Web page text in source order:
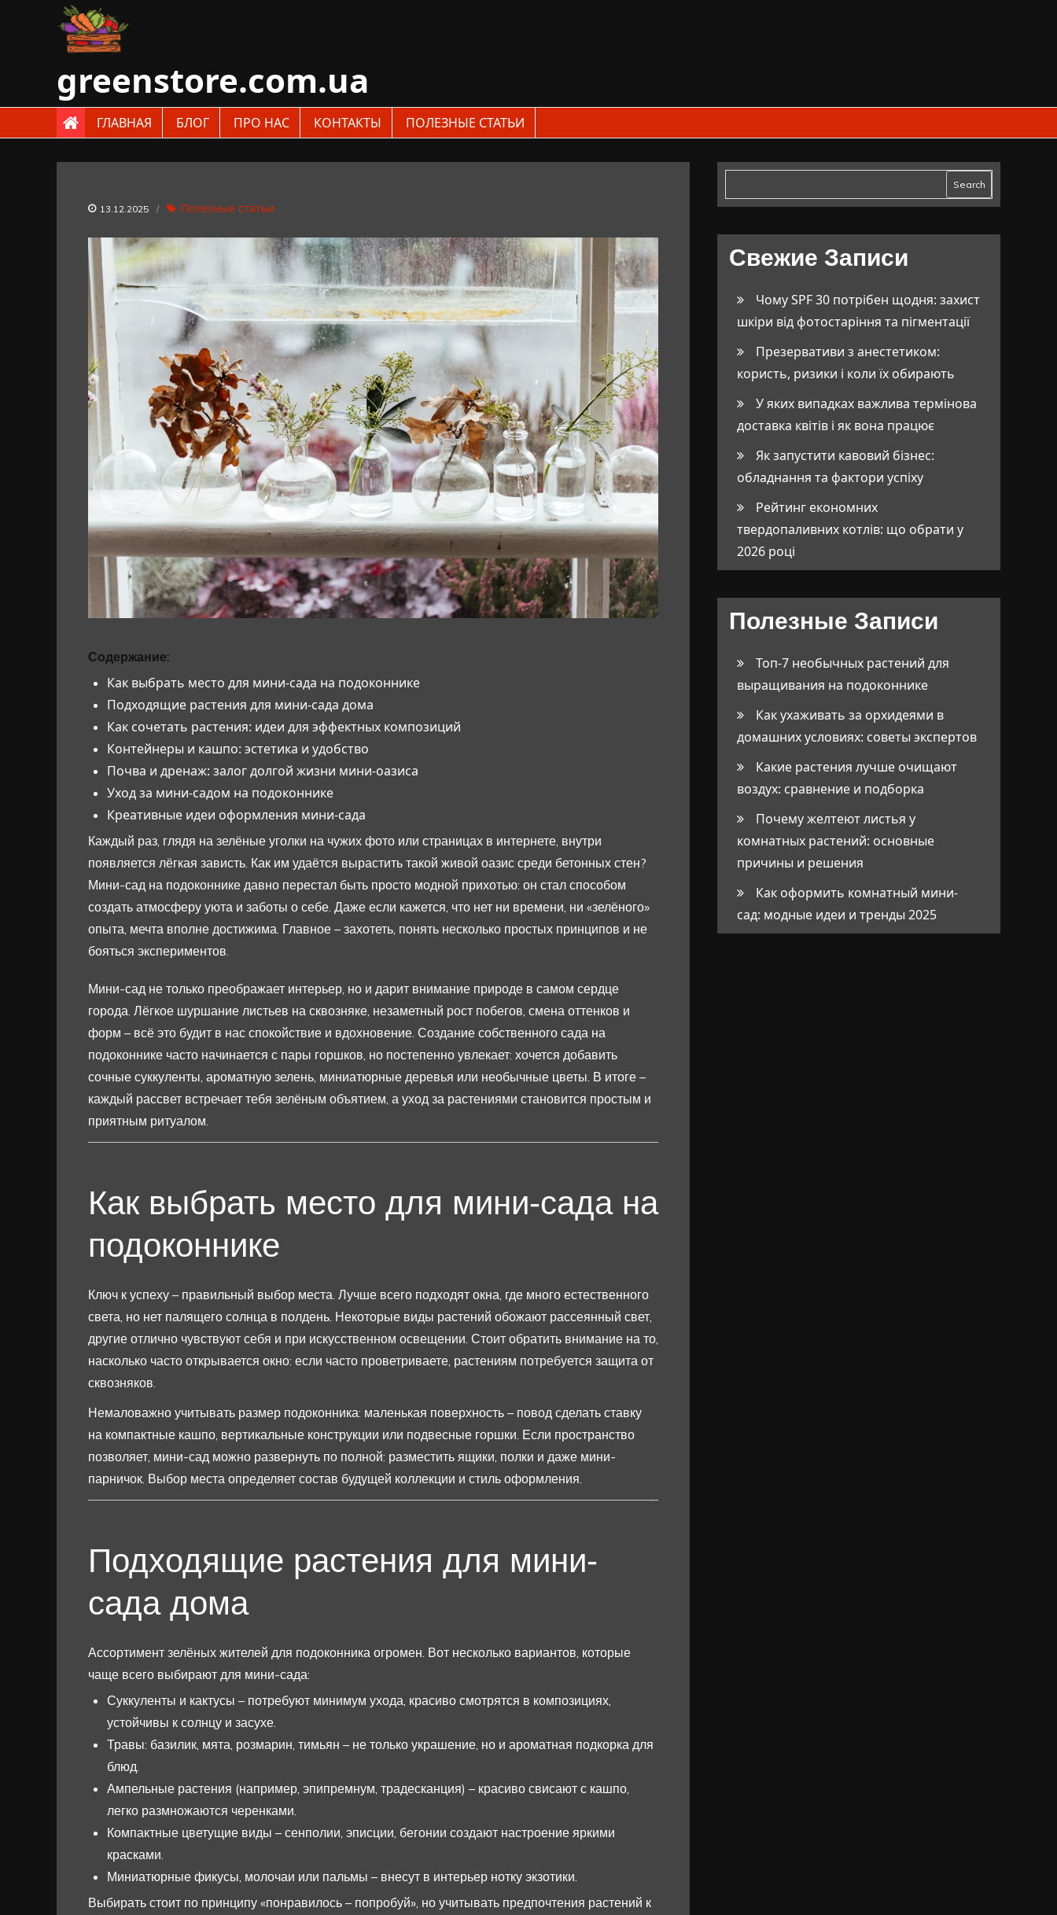
greenstore.com.ua
ГЛАВНАЯ БЛОГ ПРО НАС КОНТАКТЫ ПОЛЕЗНЫЕ СТАТЬИ
13.12.2025 Полезные статьи
Содержание:
Как выбрать место для мини-сада на подоконнике
Подходящие растения для мини-сада дома
Как сочетать растения: идеи для эффектных композиций
Контейнеры и кашпо: эстетика и удобство
Почва и дренаж: залог долгой жизни мини-оазиса
Уход за мини-садом на подоконнике
Креативные идеи оформления мини-сада
Каждый раз, глядя на зелёные уголки на чужих фото или страницах в интернете, внутри
появляется лёгкая зависть. Как им удаётся вырастить такой живой оазис среди бетонных стен?
Мини-сад на подоконнике давно перестал быть просто модной прихотью: он стал способом
создать атмосферу уюта и заботы о себе. Даже если кажется, что нет ни времени, ни «зелёного»
опыта, мечта вполне достижима. Главное – захотеть, понять несколько простых принципов и не
бояться экспериментов.
Мини-сад не только преображает интерьер, но и дарит внимание природе в самом сердце
города. Лёгкое шуршание листьев на сквозняке, незаметный рост побегов, смена оттенков и
форм – всё это будит в нас спокойствие и вдохновение. Создание собственного сада на
подоконнике часто начинается с пары горшков, но постепенно увлекает: хочется добавить
сочные суккуленты, ароматную зелень, миниатюрные деревья или необычные цветы. В итоге –
каждый рассвет встречает тебя зелёным объятием, а уход за растениями становится простым и
приятным ритуалом.
Как выбрать место для мини-сада на
подоконнике
Ключ к успеху – правильный выбор места. Лучше всего подходят окна, где много естественного
света, но нет палящего солнца в полдень. Некоторые виды растений обожают рассеянный свет,
другие отлично чувствуют себя и при искусственном освещении. Стоит обратить внимание на то,
насколько часто открывается окно: если часто проветриваете, растениям потребуется защита от
сквозняков.
Немаловажно учитывать размер подоконника: маленькая поверхность – повод сделать ставку
на компактные кашпо, вертикальные конструкции или подвесные горшки. Если пространство
позволяет, мини-сад можно развернуть по полной: разместить ящики, полки и даже мини-
парничок. Выбор места определяет состав будущей коллекции и стиль оформления.
Подходящие растения для мини-
сада дома
Ассортимент зелёных жителей для подоконника огромен. Вот несколько вариантов, которые
чаще всего выбирают для мини-сада:
Суккуленты и кактусы – потребуют минимум ухода, красиво смотрятся в композициях,
устойчивы к солнцу и засухе.
Травы: базилик, мята, розмарин, тимьян – не только украшение, но и ароматная подкорка для
блюд.
Ампельные растения (например, эпипремнум, традесканция) – красиво свисают с кашпо,
легко размножаются черенками.
Компактные цветущие виды – сенполии, эписции, бегонии создают настроение яркими
красками.
Миниатюрные фикусы, молочаи или пальмы – внесут в интерьер нотку экзотики.
Выбирать стоит по принципу «понравилось – попробуй», но учитывать предпочтения растений к
Search
Свежие Записи
Чому SPF 30 потрібен щодня: захист
шкіри від фотостаріння та пігментації
Презервативи з анестетиком:
користь, ризики і коли їх обирають
У яких випадках важлива термінова
доставка квітів і як вона працює
Як запустити кавовий бізнес:
обладнання та фактори успіху
Рейтинг економних
твердопаливних котлів: що обрати у
2026 році
Полезные Записи
Топ-7 необычных растений для
выращивания на подоконнике
Как ухаживать за орхидеями в
домашних условиях: советы экспертов
Какие растения лучше очищают
воздух: сравнение и подборка
Почему желтеют листья у
комнатных растений: основные
причины и решения
Как оформить комнатный мини-
сад: модные идеи и тренды 2025